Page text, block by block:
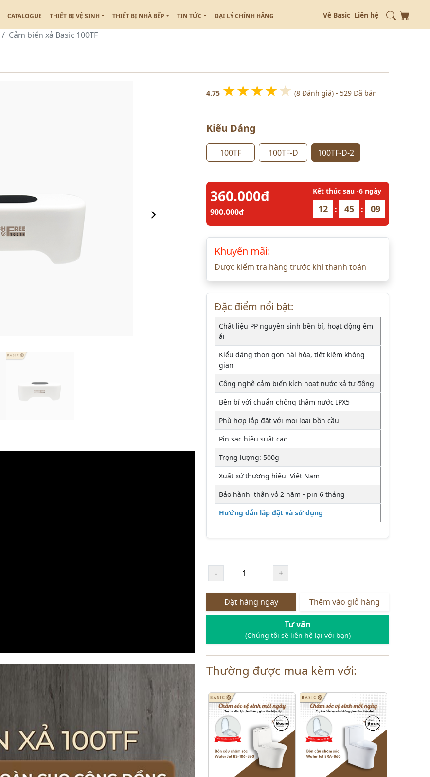
CATALOGUE THIẾT BỊ VỆ SINH THIẾT BỊ NHÀ BẾP TIN TỨC ĐẠI LÝ CHÍNH HÃNG Về Basic Liên hệ
Cảm biến xả Basic 100TF
4.75 ★★★★★ (8 Đánh giá) - 529 Đã bán
Kiểu Dáng
100TF 100TF-D 100TF-D-2
360.000đ
900.000đ
Kết thúc sau -6 ngày
12 : 45 : 07
Khuyến mãi:
Được kiểm tra hàng trước khi thanh toán
Đặc điểm nổi bật:
Chất liệu PP nguyên sinh bền bỉ, hoạt động êm
ái
Kiểu dáng thon gọn hài hòa, tiết kiệm không
gian
Công nghệ cảm biến kích hoạt nước xả tự động
Bền bỉ với chuẩn chống thấm nước IPX5
Phù hợp lắp đặt với mọi loại bồn cầu
Pin sạc hiệu suất cao
Trọng lượng: 500g
Xuất xứ thương hiệu: Việt Nam
Bảo hành: thân vỏ 2 năm - pin 6 tháng
Hướng dẫn lắp đặt và sử dụng
Đặt hàng ngay Thêm vào giỏ hàng
Tư vấn
(Chúng tôi sẽ liên hệ lại với bạn)
Thường được mua kèm với: